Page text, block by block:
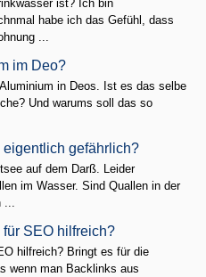
ist? Ich bin
habe ich das Gefühl, dass
...
im Deo?
in Deos. Ist es das selbe
Und warums soll das so
gefährlich?
auf dem Darß. Leider
im Wasser. Sind Quallen in der
...
SEO hilfreich?
hilfreich? Bringt es für die
wenn man Backlinks aus